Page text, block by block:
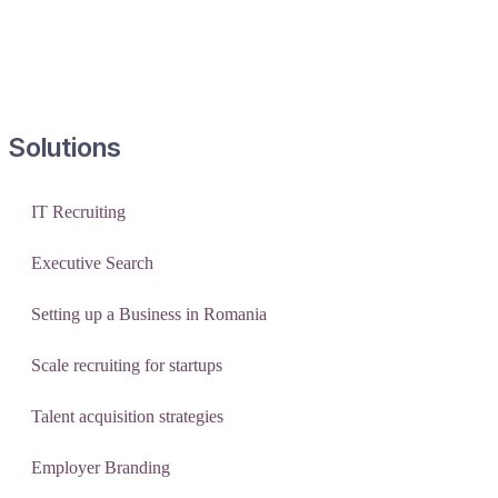
Solutions
IT Recruiting
Executive Search
Setting up a Business in Romania
Scale recruiting for startups
Talent acquisition strategies
Employer Branding